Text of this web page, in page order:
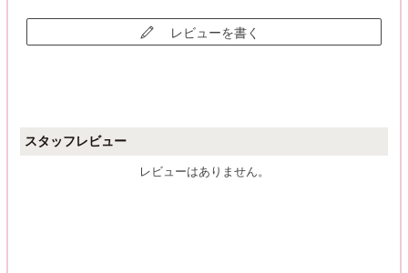
レビューを書く
スタッフレビュー
レビューはありません。